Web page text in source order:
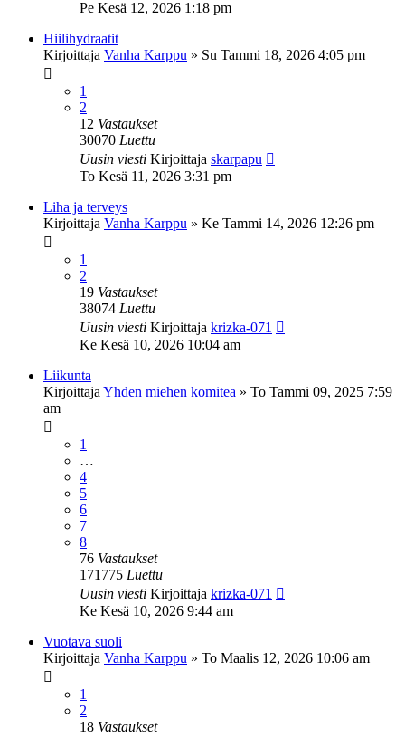
Pe Kesä 12, 2026 1:18 pm
Hiilihydraatit
Kirjoittaja Vanha Karppu » Su Tammi 18, 2026 4:05 pm
1
2
12 Vastaukset
30070 Luettu
Uusin viesti Kirjoittaja skarpapu
To Kesä 11, 2026 3:31 pm
Liha ja terveys
Kirjoittaja Vanha Karppu » Ke Tammi 14, 2026 12:26 pm
1
2
19 Vastaukset
38074 Luettu
Uusin viesti Kirjoittaja krizka-071
Ke Kesä 10, 2026 10:04 am
Liikunta
Kirjoittaja Yhden miehen komitea » To Tammi 09, 2025 7:59
am
1
…
4
5
6
7
8
76 Vastaukset
171775 Luettu
Uusin viesti Kirjoittaja krizka-071
Ke Kesä 10, 2026 9:44 am
Vuotava suoli
Kirjoittaja Vanha Karppu » To Maalis 12, 2026 10:06 am
1
2
18 Vastaukset